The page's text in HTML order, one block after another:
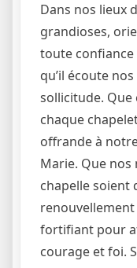
Dans nos lieux
grandioses,
toute confiance
qu’il écoute
sollicitude. Que
chaque
offrande à
Marie. Que
chapelle soient
fortifiant pour
courage et foi.